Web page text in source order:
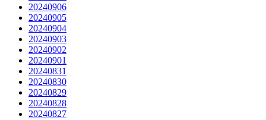
20240906
20240905
20240904
20240903
20240902
20240901
20240831
20240830
20240829
20240828
20240827